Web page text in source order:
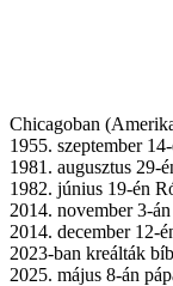
Chicagoban
1955. szeptember
1981. augusztus 29-
1982. június 19-én
2014. november 3-
2014. december 12-
2023-ban kreálták
2025. május 8-án